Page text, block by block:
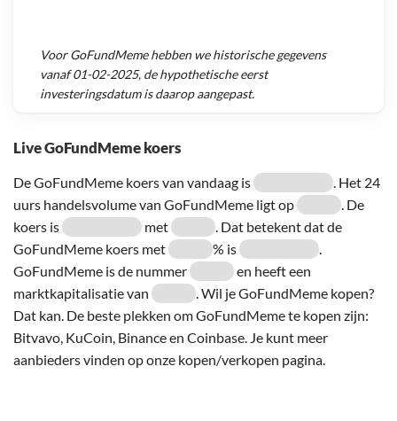
Live GoFundMeme koers
De GoFundMeme koers van vandaag is
. Het 24
uurs handelsvolume van GoFundMeme ligt op
. De
koers is
met
. Dat betekent dat de
GoFundMeme koers met
% is
.
GoFundMeme is de nummer
en heeft een
marktkapitalisatie van
. Wil je GoFundMeme kopen?
Dat kan. De beste plekken om GoFundMeme te kopen zijn:
Bitvavo, KuCoin, Binance en Coinbase. Je kunt meer
aanbieders vinden op onze kopen/verkopen pagina.
VoorGoFundMemehebben we historische gegevens
vanaf01-02-2025, de hypothetische eerst
investeringsdatum is daarop aangepast.